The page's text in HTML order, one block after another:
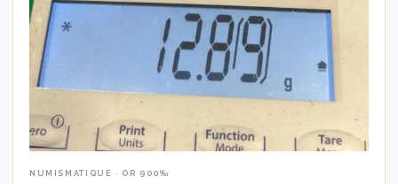
NUMISMATIQUE · OR 900‰